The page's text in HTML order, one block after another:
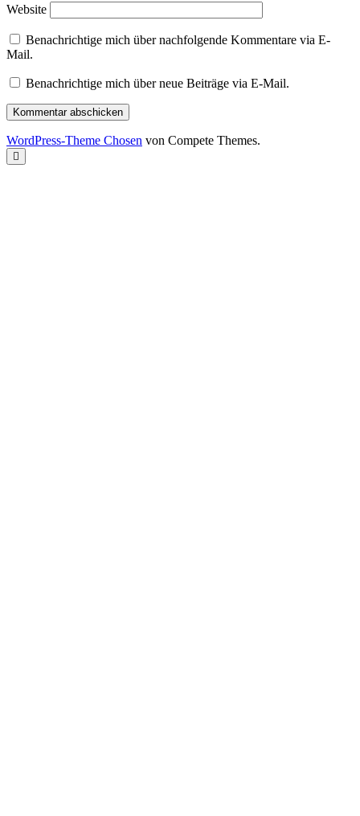
Website
Benachrichtige mich über nachfolgende Kommentare via E-
Mail.
Benachrichtige mich über neue Beiträge via E-Mail.
WordPress-Theme Chosen von Compete Themes.
Nach
oben